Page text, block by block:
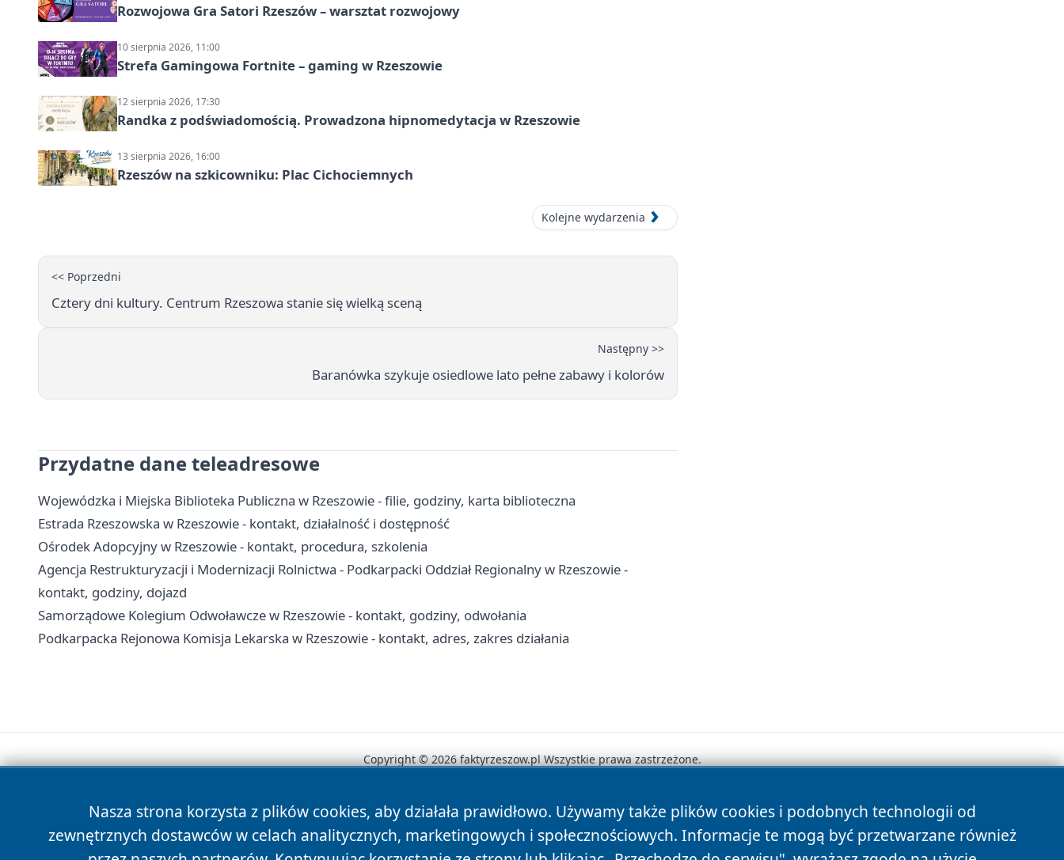
Rozwojowa Gra Satori Rzeszów – warsztat rozwojowy
10 sierpnia 2026, 11:00
Strefa Gamingowa Fortnite – gaming w Rzeszowie
12 sierpnia 2026, 17:30
Randka z podświadomością. Prowadzona hipnomedytacja w Rzeszowie
13 sierpnia 2026, 16:00
Rzeszów na szkicowniku: Plac Cichociemnych
Kolejne wydarzenia
<< Poprzedni
Cztery dni kultury. Centrum Rzeszowa stanie się wielką sceną
Następny >>
Baranówka szykuje osiedlowe lato pełne zabawy i kolorów
Przydatne dane teleadresowe
Wojewódzka i Miejska Biblioteka Publiczna w Rzeszowie - filie, godziny, karta biblioteczna
Estrada Rzeszowska w Rzeszowie - kontakt, działalność i dostępność
Ośrodek Adopcyjny w Rzeszowie - kontakt, procedura, szkolenia
Agencja Restrukturyzacji i Modernizacji Rolnictwa - Podkarpacki Oddział Regionalny w Rzeszowie -
kontakt, godziny, dojazd
Samorządowe Kolegium Odwoławcze w Rzeszowie - kontakt, godziny, odwołania
Podkarpacka Rejonowa Komisja Lekarska w Rzeszowie - kontakt, adres, zakres działania
Nasza strona korzysta z plików cookies, aby działała prawidłowo. Używamy także plików cookies i podobnych technologii od
zewnętrznych dostawców w celach analitycznych, marketingowych i społecznościowych. Informacje te mogą być przetwarzane również
Copyright © 2026 faktyrzeszow.pl Wszystkie prawa zastrzeżone.
News Autorzy Polityka Prywatności Polityka Cookies